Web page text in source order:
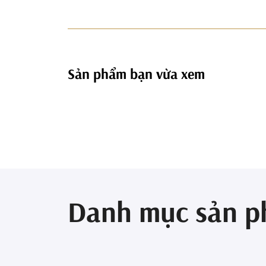
Sản phẩm bạn vừa xem
Danh mục sản